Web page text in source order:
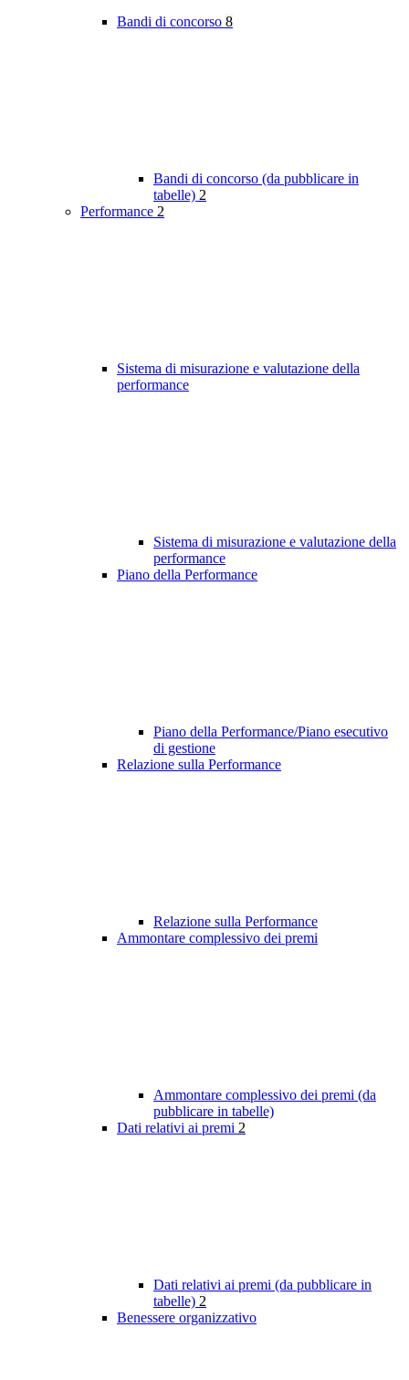
Bandi di concorso 8
Bandi di concorso (da pubblicare in
tabelle) 2
Performance 2
Sistema di misurazione e valutazione della
performance
Sistema di misurazione e valutazione della
performance
Piano della Performance
Piano della Performance/Piano esecutivo
di gestione
Relazione sulla Performance
Relazione sulla Performance
Ammontare complessivo dei premi
Ammontare complessivo dei premi (da
pubblicare in tabelle)
Dati relativi ai premi 2
Dati relativi ai premi (da pubblicare in
tabelle) 2
Benessere organizzativo